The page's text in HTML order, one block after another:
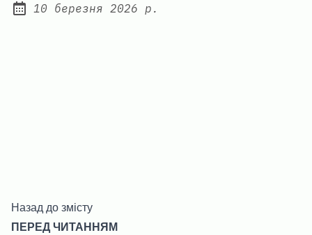
Posted on:
10 березня 2026 р.
Назад до змісту
ПЕРЕД ЧИТАННЯМ